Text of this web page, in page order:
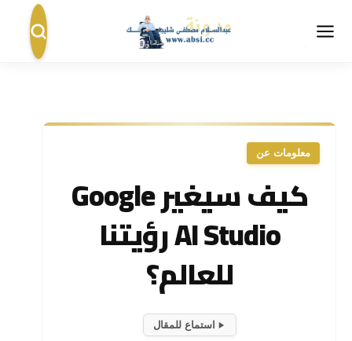
معلومات عن
كيف سيغير Google
AI Studio رؤيتنا
للعالم؟
استماع للمقال